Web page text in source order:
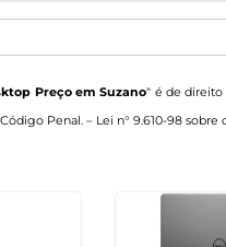
Preço em Suzano" é de direito
Penal. – Lei n° 9.610-98 sobre